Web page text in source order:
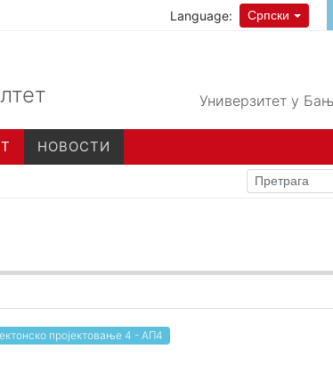
Language: Српски
Универзитет у
НОВОСТИ
пројектовање 4 - АП4